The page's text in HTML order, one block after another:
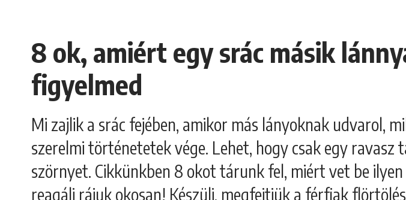
8 ok, amiért egy srác másik
figyelmed
Mi zajlik a srác fejében, amikor más lányoknak udvarol,
szerelmi történetetek vége. Lehet, hogy csak egy ravasz
szörnyet. Cikkünkben 8 okot tárunk fel, miért vet be
reagálj rájuk okosan! Készülj, megfejtjük a férfiak